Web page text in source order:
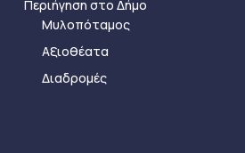
Περιήγηση στο Δήμο
Μυλοπόταμος
Αξιοθέατα
Διαδρομές